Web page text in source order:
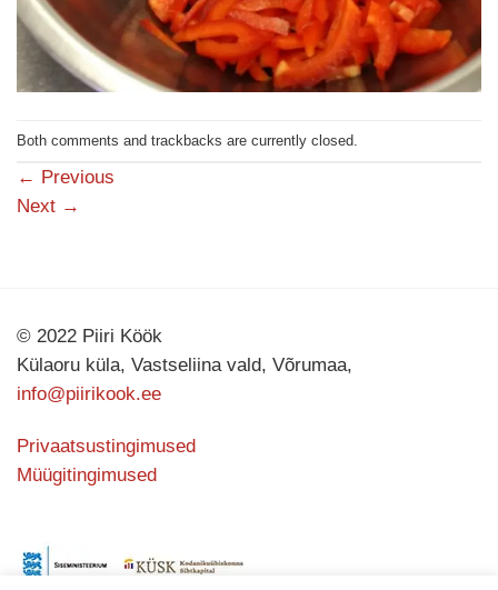
Both comments and trackbacks are currently closed.
← Previous
Next →
© 2022 Piiri Köök
Külaoru küla, Vastseliina vald, Võrumaa,
info@piirikook.ee
Privaatsustingimused
Müügitingimused